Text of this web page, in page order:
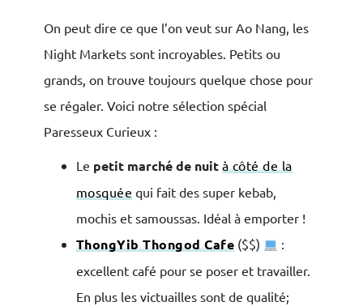
On peut dire ce que l’on veut sur Ao Nang, les
Night Markets sont incroyables. Petits ou
grands, on trouve toujours quelque chose pour
se régaler. Voici notre sélection spécial
Paresseux Curieux :
Le petit marché de nuit à côté de la
mosquée qui fait des super kebab,
mochis et samoussas. Idéal à emporter !
ThongYib Thongod Cafe ($$)
:
excellent café pour se poser et travailler.
En plus les victuailles sont de qualité;